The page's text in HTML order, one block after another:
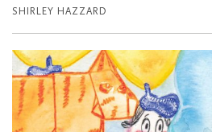
SHIRLEY HAZZARD